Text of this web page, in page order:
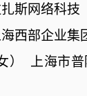
斯网络科技
海西部企业
）
上海市